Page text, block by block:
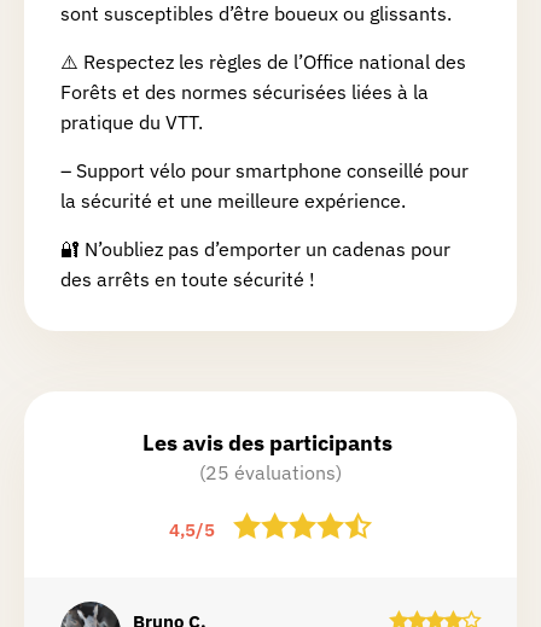
sont susceptibles d’être boueux ou glissants.
⚠️ Respectez les règles de l’Office national des
Forêts et des normes sécurisées liées à la
pratique du VTT.
– Support vélo pour smartphone conseillé pour
la sécurité et une meilleure expérience.
🔐 N’oubliez pas d’emporter un cadenas pour
des arrêts en toute sécurité !
Les avis des participants
(25 évaluations)
4,5/5
Bruno C.